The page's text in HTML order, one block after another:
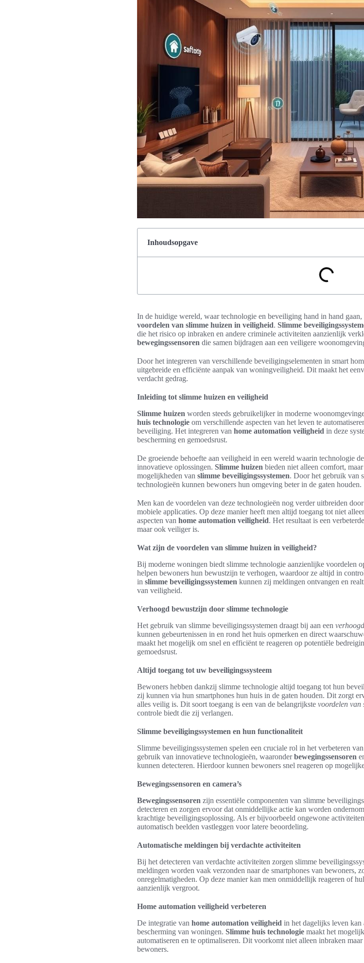
Inhoudsopgave
In de huidige wereld, waar technologie en beveiliging hand in hand
voordelen van slimme huizen in veiligheid. Slimme
die het risico op inbraken en andere criminele activiteiten aanzienlijk
bewegingssensoren die samen bijdragen aan een veiligere
Door het integreren van verschillende beveiligingselementen in smart
uitgebreide en efficiënte aanpak van woningveiligheid. Dit maakt het
verdacht gedrag.
Inleiding tot slimme huizen en veiligheid
Slimme huizen worden steeds gebruikelijker in moderne
huis technologie om verschillende aspecten van het leven te
beveiliging. Het integreren van home automation veiligheid in deze
bescherming en gemoedsrust.
De groeiende behoefte aan veiligheid in een wereld waarin technologie
innovatieve oplossingen. Slimme huizen bieden niet alleen comfort,
mogelijkheden van slimme beveiligingssystemen. Door het gebruik van
technologieën kunnen bewoners hun omgeving beter in de gaten houden.
Men kan de voordelen van deze technologieën nog verder uitbreiden
mobiele applicaties. Op deze manier heeft men altijd toegang tot niet
aspecten van home automation veiligheid. Het resultaat is een
maar ook veiliger is.
Wat zijn de voordelen van slimme huizen in veiligheid?
Bij moderne woningen biedt slimme technologie aanzienlijke voordelen
helpen bewoners hun bewustzijn te verhogen, waardoor ze altijd in
in slimme beveiligingssystemen kunnen zij meldingen ontvangen en
van veiligheid.
Verhoogd bewustzijn door slimme technologie
Het gebruik van slimme beveiligingssystemen draagt bij aan een
kunnen gebeurtenissen in en rond het huis opmerken en direct
maakt het mogelijk om snel en efficiënt te reageren op potentiële
gemoedsrust.
Altijd toegang tot uw beveiligingssysteem
Bewoners hebben dankzij slimme technologie altijd toegang tot hun
zij kunnen via hun smartphones hun huis in de gaten houden. Dit zorgt
alles veilig is. Dit soort toegang is een van de belangrijkste voordelen van
controle biedt die zij verlangen.
Slimme beveiligingssystemen en hun functionaliteit
Slimme beveiligingssystemen spelen een cruciale rol in het verbeteren
gebruik van innovatieve technologieën, waaronderbewegingssensoren
kunnen detecteren. Hierdoor kunnen bewoners snel reageren op
Bewegingssensoren en camera’s
Bewegingssensoren zijn essentiële componenten van slimme
detecteren en zorgen ervoor dat onmiddellijke actie kan worden
krachtige beveiligingsoplossing. Als er bijvoorbeeld ongewone
automatisch beelden vastleggen voor latere beoordeling.
Automatische meldingen bij verdachte activiteiten
Bij het detecteren van verdachte activiteiten zorgen slimme
meldingen worden vaak verzonden naar de smartphones van bewoners,
onregelmatigheden. Op deze manier kan men onmiddellijk reageren of
aanzienlijk vergroot.
Home automation veiligheid verbeteren
De integratie van home automation veiligheid in het dagelijks leven
bescherming van woningen. Slimme huis technologie maakt het
automatiseren en te optimaliseren. Dit voorkomt niet alleen inbraken
bewoners.